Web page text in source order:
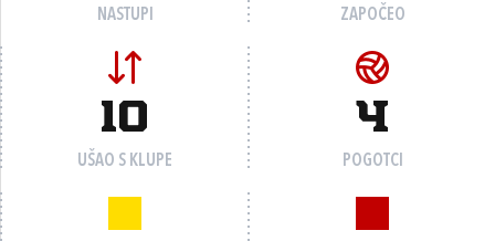
NASTUPI ZAPOČEO
10
UŠAO S KLUPE
4
POGOTCI